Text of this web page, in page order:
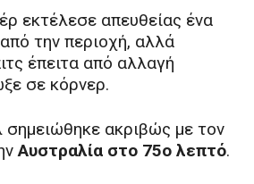
εκτέλεσε απευθείας ένα
την περιοχή, αλλά
έπειτα από αλλαγή
σε κόρνερ.
ακριβώς με τον
Αυστραλία στο 75ο λεπτό.